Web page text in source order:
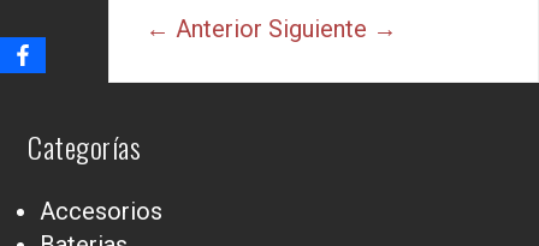
← Anterior Siguiente →
Categorías
Accesorios